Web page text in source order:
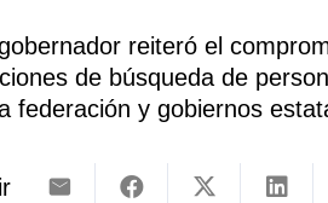
reiteró el
de búsqueda de
federación y gobiernos